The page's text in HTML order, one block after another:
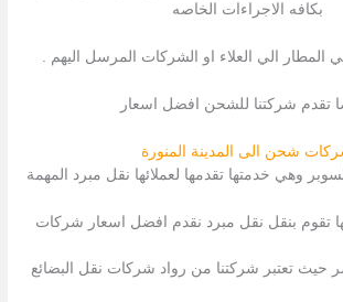
بكافه الاجراءات الخاصه
المطار الي العلاء او الشركات المرسل اليهم .
تقدم شركتنا للشحن افضل اسعار
شحن الى المدينة المنورة
وهي خدمتها تقدمها لعملائها نقل مبرد المهمة
تقوم بنقل نقل مبرد نقدم افضل اسعار شركات
حيث تعتبر شركتنا من رواد شركات نقل البضائع